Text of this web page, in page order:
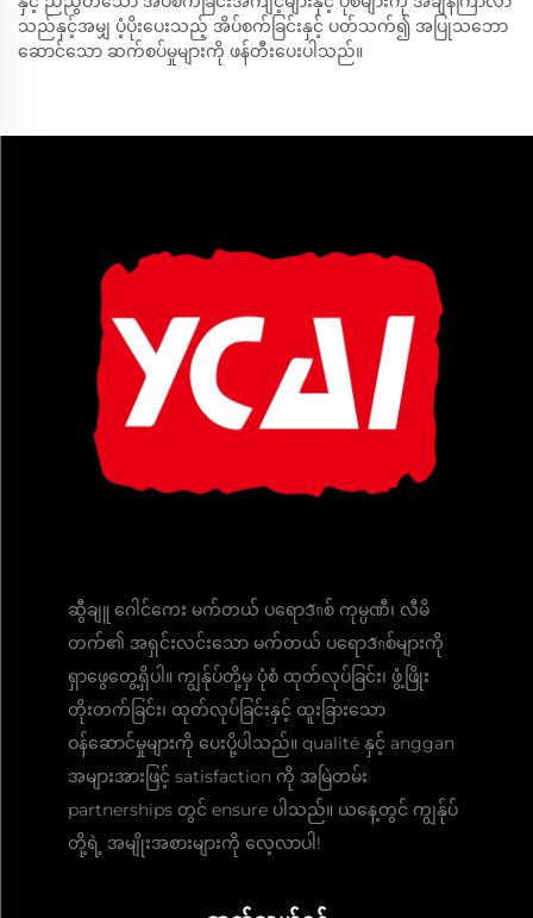
သည်နှင့်အမျှ ပံ့ပိုးပေးသည့် အိပ်စက်ခြင်းနှင့် ပတ်သက်၍ အပြုသဘော
ဆောင်သော ဆက်စပ်မှုများကို ဖန်တီးပေးပါသည်။
ဆွီချူ ဂေါင်ကေး မက်တယ် ပရောဒักစ် ကုမ္ပဏီ၊ လီမိ
တက်၏ အရှင်းလင်းသော မက်တယ် ပရောဒักစ်များကို
ရှာဖွေတွေ့ရှိပါ။ ကျွန်ုပ်တို့မှ ပုံစံ ထုတ်လုပ်ခြင်း၊ ဖွံ့ဖြိုး
တိုးတက်ခြင်း၊ ထုတ်လုပ်ခြင်းနှင့် ထူးခြားသော
ဝန်ဆောင်မှုများကို ပေးပို့ပါသည်။ qualité နှင့် anggan
အများအားဖြင့် satisfaction ကို အမြဲတမ်း
partnerships တွင် ensure ပါသည်။ ယနေ့တွင် ကျွန်ုပ်
တို့ရဲ့ အမျိုးအစားများကို လေ့လာပါ!